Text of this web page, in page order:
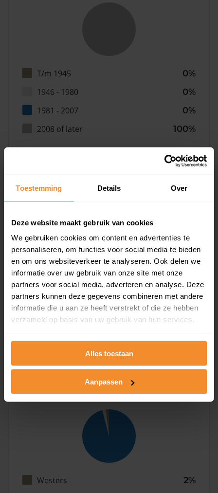
Toestemming Details Over
Deze website maakt gebruik van cookies
We gebruiken cookies om content en advertenties te
personaliseren, om functies voor social media te bieden
en om ons websiteverkeer te analyseren. Ook delen we
informatie over uw gebruik van onze site met onze
partners voor social media, adverteren en analyse. Deze
partners kunnen deze gegevens combineren met andere
informatie die u aan ze heeft verstrekt of die ze hebben
verzameld op basis van uw gebruik van hun services.
Alles toestaan
Aanpassen
T/m 1945
0%
1946 - 1980
0%
1981 - 2007
0%
2008 of later
100%
Inwoners
Type huishoudens
Eénpersoons
26%
Herkomst
Westers
2%